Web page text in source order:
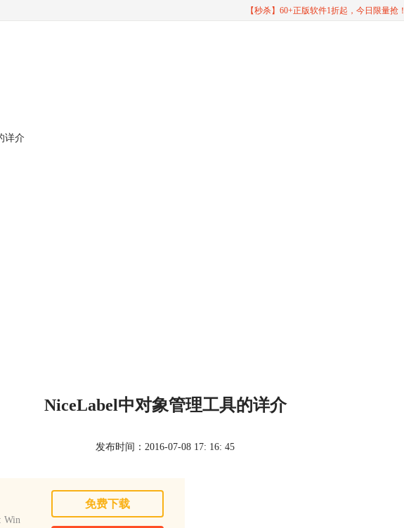
【秒杀】60+正版软件1折起，今日限量抢！
详介
NiceLabel中对象管理工具的详介
发布时间：2016-07-08 17: 16: 45
Win
免费下载